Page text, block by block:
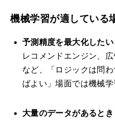
機械学習が適している
予測精度を最大化したい
レコメンドエンジン、
など、「ロジックは問
ばよい」場面では機械学
大量のデータがあるとき